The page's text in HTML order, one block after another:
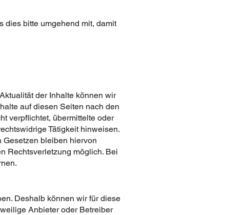
dies bitte umgehend mit, damit
der Inhalte können wir
auf diesen Seiten nach den
verpflichtet, übermittelte oder
Tätigkeit hinweisen.
Gesetzen bleiben hiervon
Rechtsverletzung möglich. Bei
Deshalb können wir für diese
Anbieter oder Betreiber